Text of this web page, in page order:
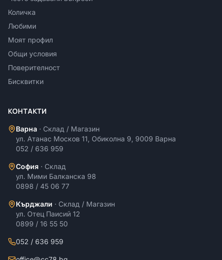
Количка
Любими
Моят профил
Общи условия
Поверителност
Бисквитки
КОНТАКТИ
Варна · Склад / Магазин
ул. Атанас Москов 11, Обиколна 9, 9009 Варна
052 / 636 959
София · Склад
ул. Мими Балканска 98
0898 / 45 06 77
Кърджали · Склад / Магазин
ул. Отец Паисий 12
0899 / 16 55 50
052 / 636 959